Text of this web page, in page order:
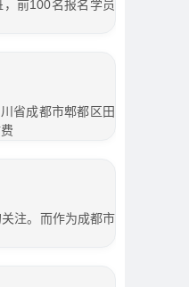
前100名报名学员
省成都市郫都区田
注。而作为成都市